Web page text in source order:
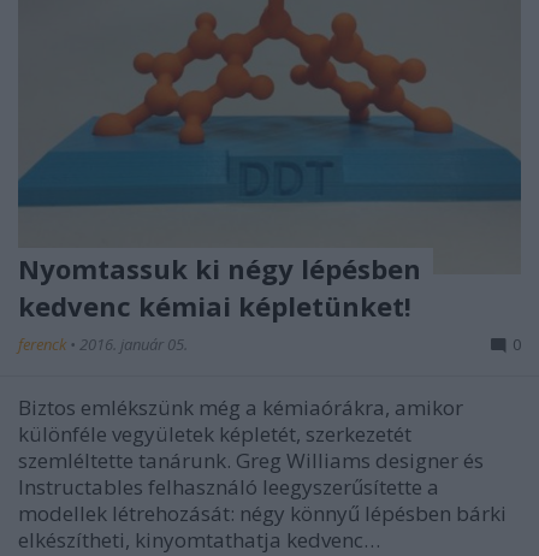
Nyomtassuk ki négy lépésben
kedvenc kémiai képletünket!
ferenck • 2016. január 05. 0
Biztos emlékszünk még a kémiaórákra, amikor
különféle vegyületek képletét, szerkezetét
szemléltette tanárunk. Greg Williams designer és
Instructables felhasználó leegyszerűsítette a
modellek létrehozását: négy könnyű lépésben bárki
elkészítheti, kinyomtathatja kedvenc…